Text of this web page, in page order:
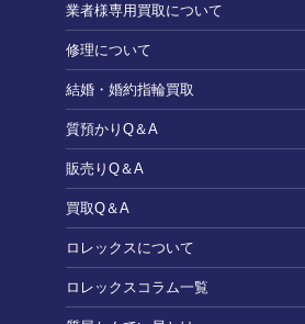
業者様専用買取について
修理について
結婚・婚約指輪買取
質預かりQ＆A
販売りQ＆A
買取Q＆A
ロレックスについて
ロレックスコラム一覧